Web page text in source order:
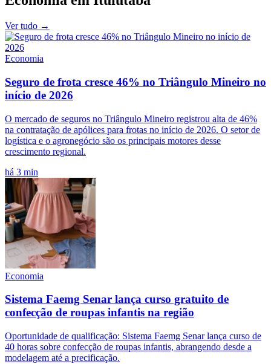
Ver tudo →
Economia
Seguro de frota cresce 46% no Triângulo Mineiro no
início de 2026
O mercado de seguros no Triângulo Mineiro registrou alta de 46%
na contratação de apólices para frotas no início de 2026. O setor de
logística e o agronegócio são os principais motores desse
crescimento regional.
há 3 min
Economia
Sistema Faemg Senar lança curso gratuito de
confecção de roupas infantis na região
Oportunidade de qualificação: Sistema Faemg Senar lança curso de
40 horas sobre confecção de roupas infantis, abrangendo desde a
modelagem até a precificação.